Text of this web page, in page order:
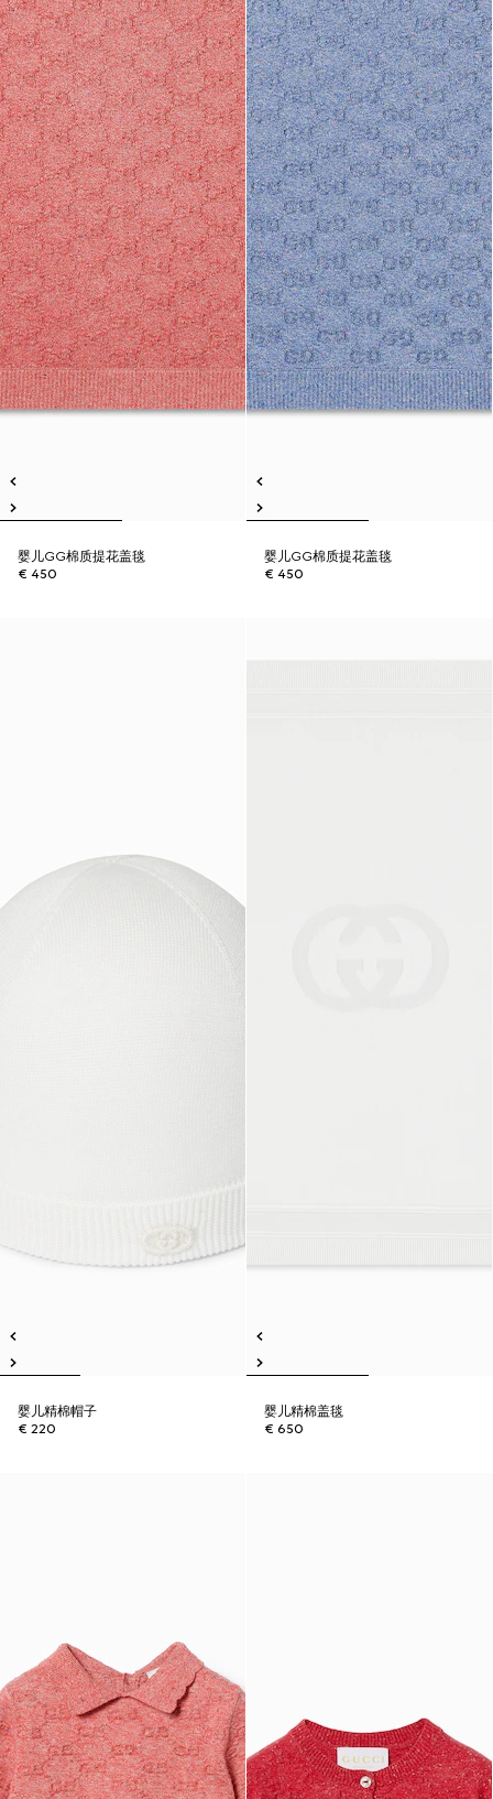
婴儿GG棉质提花盖毯
€ 450
婴儿GG棉质提花盖毯
€ 450
婴儿精棉帽子
€ 220
婴儿精棉盖毯
€ 650